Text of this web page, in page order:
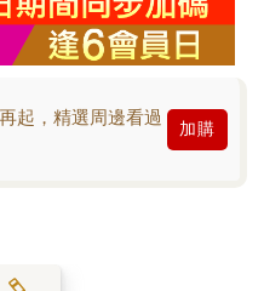
起，精選周邊看過
加購